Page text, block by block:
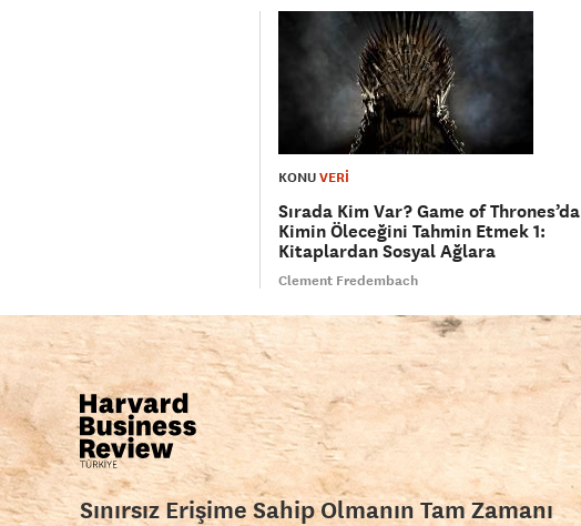
KONUVERİ
Sırada Kim Var? Game of Thrones’da
Kimin Öleceğini Tahmin Etmek 1:
Kitaplardan Sosyal Ağlara
Clement Fredembach
Sınırsız Erişime Sahip Olmanın Tam Zamanı